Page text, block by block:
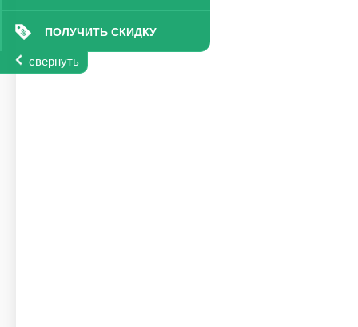
ПОЛУЧИТЬ СКИДКУ
свернуть